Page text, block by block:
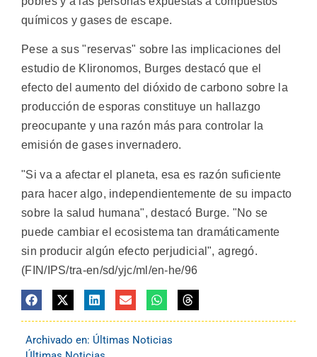
químicos y gases de escape.
Pese a sus "reservas" sobre las implicaciones del
estudio de Klironomos, Burges destacó que el
efecto del aumento del dióxido de carbono sobre la
producción de esporas constituye un hallazgo
preocupante y una razón más para controlar la
emisión de gases invernadero.
"Si va a afectar el planeta, esa es razón suficiente
para hacer algo, independientemente de su impacto
sobre la salud humana", destacó Burge. "No se
puede cambiar el ecosistema tan dramáticamente
sin producir algún efecto perjudicial", agregó.
(FIN/IPS/tra-en/sd/yjc/ml/en-he/96
Archivado en: Últimas Noticias